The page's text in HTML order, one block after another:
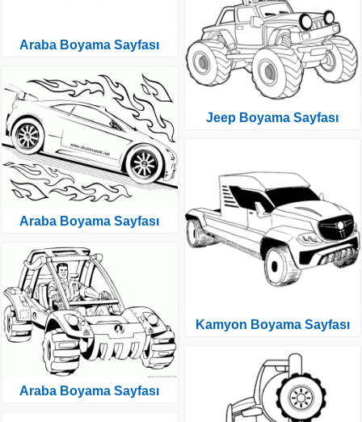
Araba Boyama Sayfası
Araba Boyama Sayfası
Araba Boyama Sayfası
Jeep Boyama Sayfası
Kamyon Boyama Sayfası